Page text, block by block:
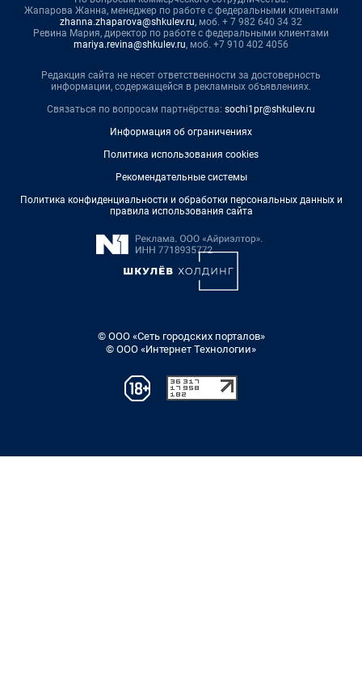
Жапарова Жанна, менеджер по работе с федеральными клиентами
zhanna.zhaparova@shkulev.ru, моб. + 7 982 640 34 32
Ревина Мария, директор по работе с федеральными клиентами
mariya.revina@shkulev.ru, моб. +7 910 402 4056
Редакция сайта не несет ответственности за достоверность
информации, содержащейся в рекламных объявлениях.
Связаться по вопросам партнёрства: sochi1pr@shkulev.ru
Информация об ограничениях
Политика использования cookies
Рекомендательные системы
Политика конфиденциальности и обработки персональных данных и
правила использования сайта
© ООО «Сеть городских порталов»
© ООО «Интернет Технологии»